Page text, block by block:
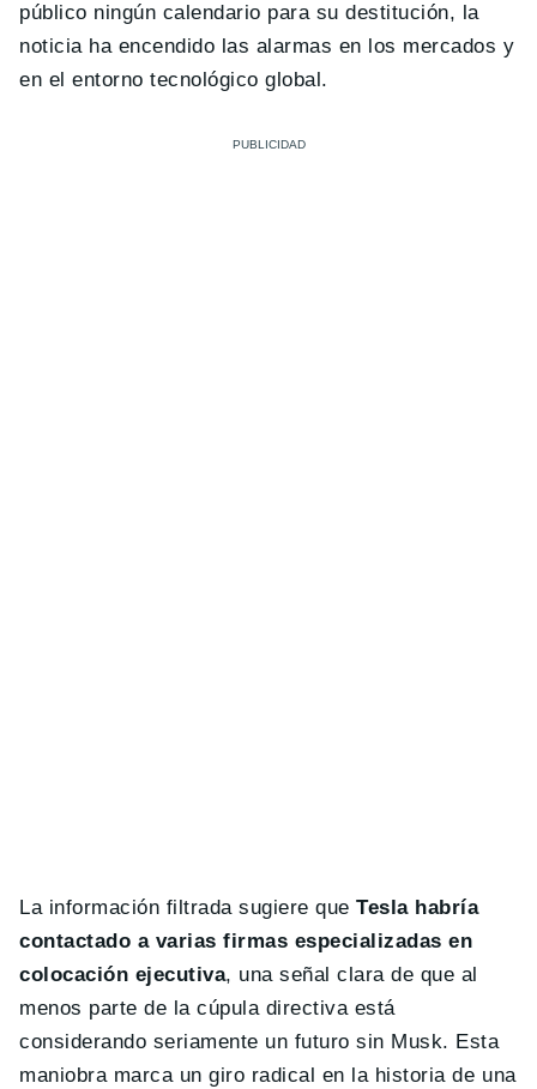
público ningún calendario para su destitución, la
noticia ha encendido las alarmas en los mercados y
en el entorno tecnológico global.
La información filtrada sugiere queTesla habría
contactado a varias firmas especializadas en
colocación ejecutiva, una señal clara de que al
menos parte de la cúpula directiva está
considerando seriamente un futuro sin Musk. Esta
maniobra marca un giro radical en la historia de una